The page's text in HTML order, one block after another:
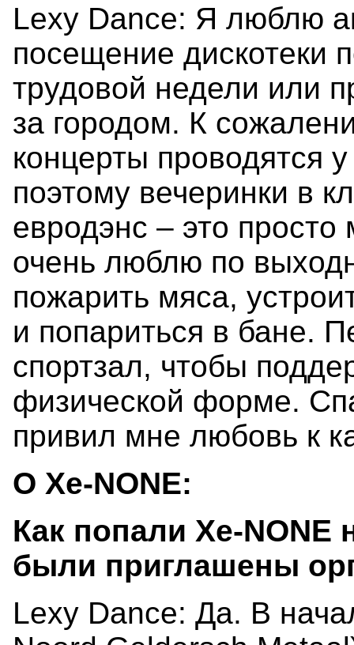
Lexy Dance: Я люблю
посещение дискотеки
трудовой недели или
за городом. К
концерты проводятся
поэтому вечеринки в
евродэнс – это
очень люблю по
пожарить мяса,
и попариться в бане.
спортзал, чтобы
физической форме.
привил мне любовь к
О Xe-NONE:
Как попали Xe-
были приглашены
Lexy Dance: Да. В